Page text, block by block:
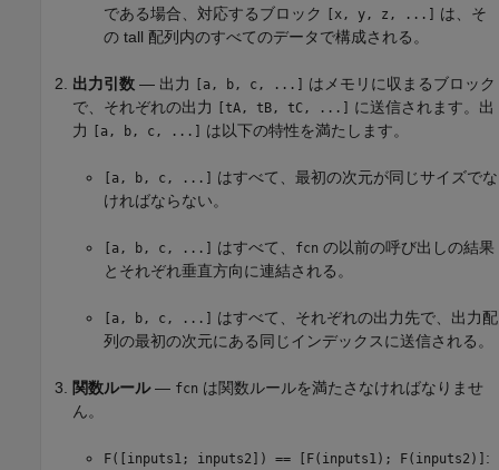
である場合、対応するブロック [x, y, z, ...] は、そ
の tall 配列内のすべてのデータで構成される。
出力引数 — 出力 [a, b, c, ...] はメモリに収まるブロック
で、それぞれの出力
[tA, tB, tC, ...] に送信されます。出
力
[a, b, c, ...] は以下の特性を満たします。
[a, b, c, ...] はすべて、最初の次元が同じサイズでな
ければならない。
[a, b, c, ...] はすべて、 fcn の以前の呼び出しの結果
とそれぞれ垂直方向に連結される。
[a, b, c, ...] はすべて、それぞれの出力先で、出力配
列の最初の次元にある同じインデックスに送信される。
関数ルール— fcn は関数ルールを満たさなければなりませ
ん。
F([inputs1; inputs2]) == [F(inputs1); F(inputs2)] :